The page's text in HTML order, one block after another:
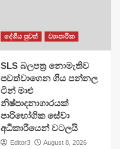
දේශීය පුවත් ව්‍යාපාරික
SLS බලපත්‍ර නොමැතිව
පවත්වාගෙන ගිය පන්නල
ටින් මාළු
නිෂ්පාදනාගාරයක්
පාරිභෝගික සේවා
අධිකාරියෙන් වටලයි
Editor3
August 8, 2026